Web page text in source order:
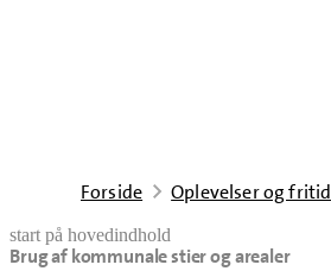
Forside Oplevelser og fritid
start på hovedindhold
Brug af kommunale stier og arealer
senest opdateret 7. juli 2026